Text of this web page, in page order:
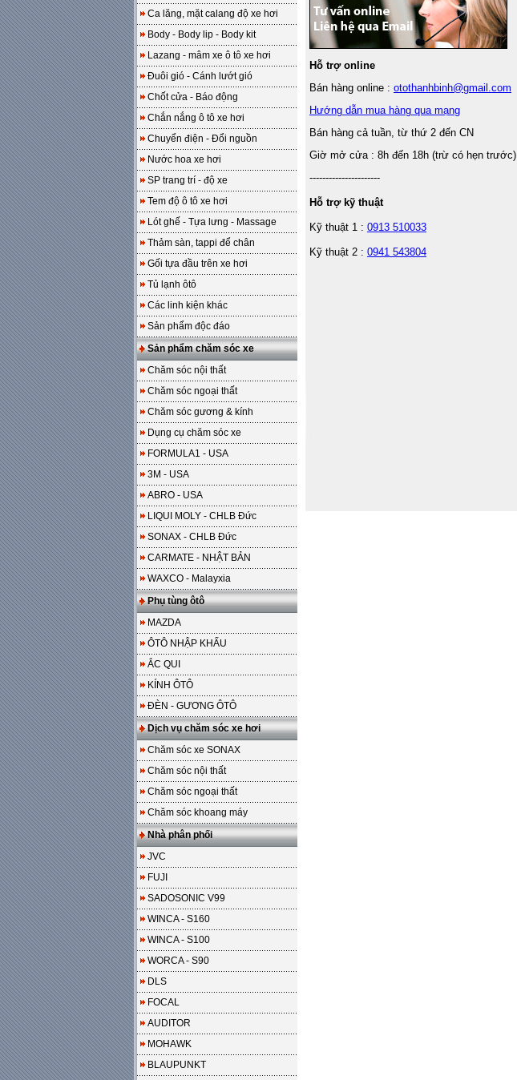
Ca lăng, mặt calang độ xe hơi
Body - Body lip - Body kit
Lazang - mâm xe ô tô xe hơi
Đuôi gió - Cánh lướt gió
Chốt cửa - Báo động
Chắn nắng ô tô xe hơi
Chuyển điện - Đổi nguồn
Nước hoa xe hơi
SP trang trí - độ xe
Tem độ ô tô xe hơi
Lót ghế - Tựa lưng - Massage
Thảm sàn, tappi để chân
Gối tựa đầu trên xe hơi
Tủ lạnh ôtô
Các linh kiện khác
Sản phẩm độc đáo
Sản phẩm chăm sóc xe
Chăm sóc nội thất
Chăm sóc ngoại thất
Chăm sóc gương & kính
Dụng cụ chăm sóc xe
FORMULA1 - USA
3M - USA
ABRO - USA
LIQUI MOLY - CHLB Đức
SONAX - CHLB Đức
CARMATE - NHẬT BẢN
WAXCO - Malayxia
Phụ tùng ôtô
MAZDA
ÔTÔ NHẬP KHẨU
ẮC QUI
KÍNH ÔTÔ
ĐÈN - GƯƠNG ÔTÔ
Dịch vụ chăm sóc xe hơi
Chăm sóc xe SONAX
Chăm sóc nội thất
Chăm sóc ngoại thất
Chăm sóc khoang máy
Nhà phân phối
JVC
FUJI
SADOSONIC V99
WINCA - S160
WINCA - S100
WORCA - S90
DLS
FOCAL
AUDITOR
MOHAWK
BLAUPUNKT
Hỗ trợ online
Bán hàng online : otothanhbinh@gmail.com
Hướng dẫn mua hàng qua mạng
Bán hàng cả tuần, từ thứ 2 đến CN
Giờ mở cửa : 8h đến 18h (trừ có hẹn trước)
----------------------
Hỗ trợ kỹ thuật
Kỹ thuật 1 : 0913 510033
Kỹ thuật 2 : 0941 543804